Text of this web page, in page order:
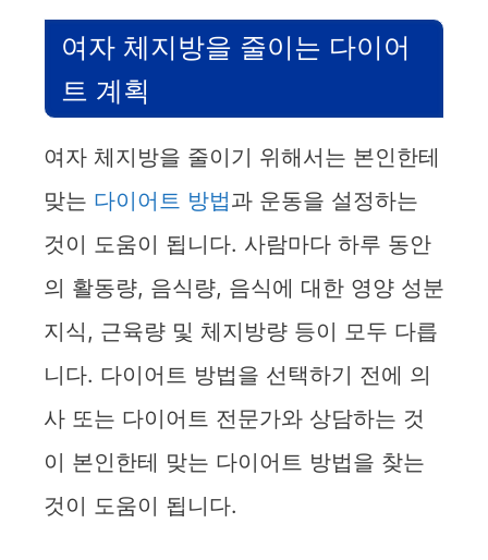
V
d
e
o
여자 체지방을 줄이는 다이어
트 계획
여자 체지방을 줄이기 위해서는 본인한테
맞는 다이어트 방법과 운동을 설정하는
것이 도움이 됩니다. 사람마다 하루 동안
의 활동량, 음식량, 음식에 대한 영양 성분
지식, 근육량 및 체지방량 등이 모두 다릅
니다. 다이어트 방법을 선택하기 전에 의
사 또는 다이어트 전문가와 상담하는 것
이 본인한테 맞는 다이어트 방법을 찾는
것이 도움이 됩니다.